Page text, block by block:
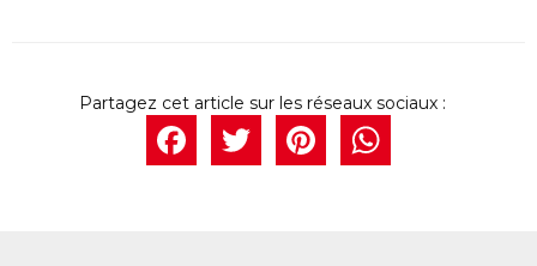
Facebook
Twitter